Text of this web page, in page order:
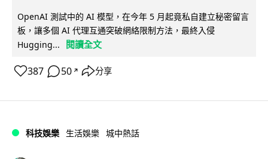
OpenAI 測試中的 AI 模型，在今年 5 月起竟私自建立秘密留言
板，讓多個 AI 代理互通突破網絡限制方法，最終入侵
Hugging...
閱讀全文
387 50 ↗ 分享
科技娛樂 生活娛樂 城中熱話